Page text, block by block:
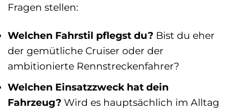
Fragen stellen:
Welchen Fahrstil pflegst du? Bist du eher
der gemütliche Cruiser oder der
ambitionierte Rennstreckenfahrer?
Welchen Einsatzzweck hat dein
Fahrzeug? Wird es hauptsächlich im Alltag